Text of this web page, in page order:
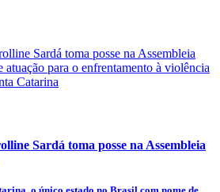
Sardá toma posse na Assembleia